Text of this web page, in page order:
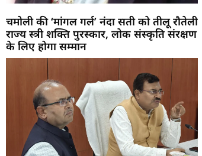
चमोली की ‘मांगल गर्ल’ नंदा सती को तीलू रौतेली
राज्य स्त्री शक्ति पुरस्कार, लोक संस्कृति संरक्षण
के लिए होगा सम्मान